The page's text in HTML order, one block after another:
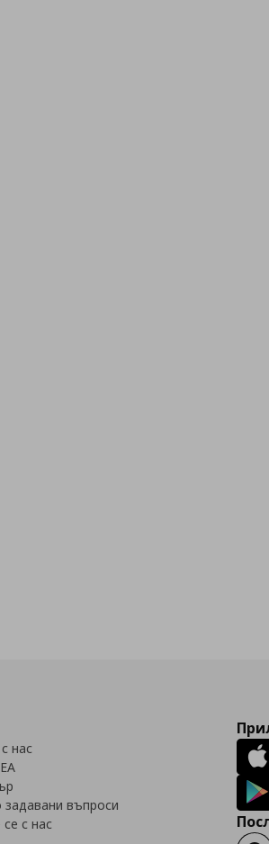
нас
задавани въпроси
с нас